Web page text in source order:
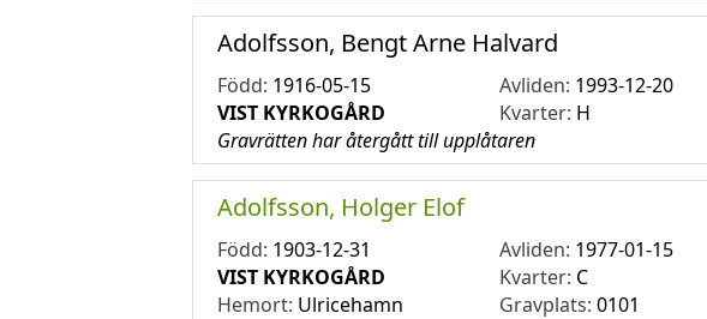
Adolfsson, Bengt Arne Halvard
Född: 1916-05-15 Avliden: 1993-12-20
VIST KYRKOGÅRD
Kvarter: H
Gravrätten har återgått till upplåtaren
Adolfsson, Holger Elof
Född: 1903-12-31 Avliden: 1977-01-15
VIST KYRKOGÅRD
Kvarter: C
Hemort: Ulricehamn Gravplats:0101